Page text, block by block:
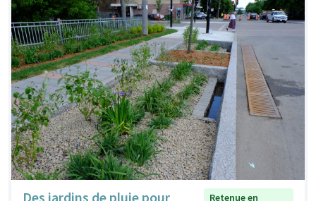
Des jardins de pluie pour
Retenue en